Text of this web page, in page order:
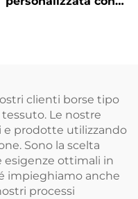
tote in stoffa
clienti borse tipo
Le nostre
e prodotte utilizzando
Sono la scelta
esigenze ottimali in
impieghiamo anche
processi